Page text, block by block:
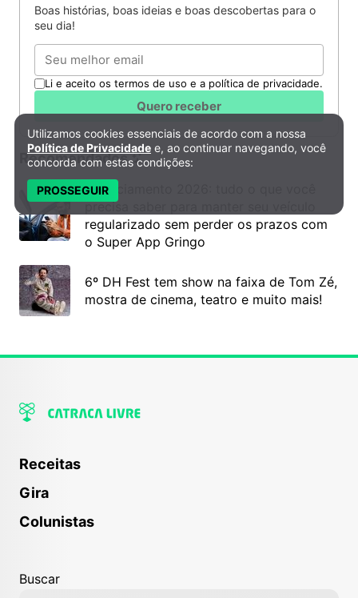
Boas histórias, boas ideias e boas descobertas para o
seu dia!
Email
Li e aceito os termos de uso e a política de privacidade.
Quero receber
Recomendados
Licenciamento 2026: tudo o que você
precisa saber para manter seu veículo
regularizado sem perder os prazos com
o Super App Gringo
6º DH Fest tem show na faixa de Tom Zé,
mostra de cinema, teatro e muito mais!
Receitas
Gira
Colunistas
Buscar
Política de Privacidade e Cookies
Utilizamos cookies essenciais de acordo com a nossa
Política de Privacidade e, ao continuar navegando, você
concorda com estas condições:
PROSSEGUIR